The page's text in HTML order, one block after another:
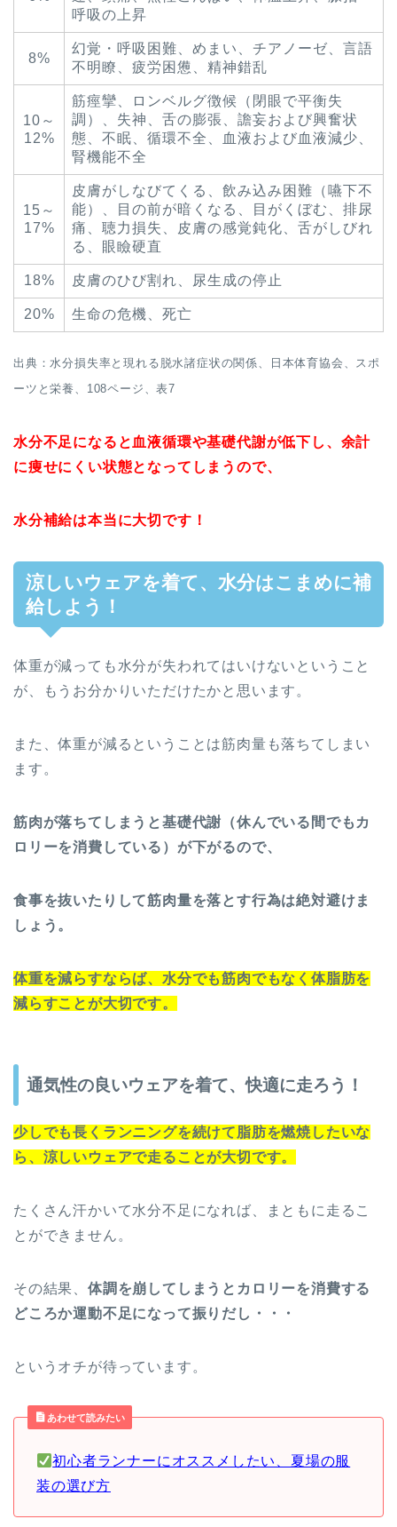
呼吸の上昇
8%
幻覚・呼吸困難、めまい、チアノーゼ、言語
不明瞭、疲労困憊、精神錯乱
10～
12%
筋痙攣、ロンベルグ徴候（閉眼で平衡失
調）、失神、舌の膨張、譫妄および興奮状
態、不眠、循環不全、血液および血液減少、
腎機能不全
15～
17%
皮膚がしなびてくる、飲み込み困難（嚥下不
能）、目の前が暗くなる、目がくぼむ、排尿
痛、聴力損失、皮膚の感覚鈍化、舌がしびれ
る、眼瞼硬直
18% 皮膚のひび割れ、尿生成の停止
20% 生命の危機、死亡
出典：水分損失率と現れる脱水諸症状の関係、日本体育協会、スポ
ーツと栄養、108ページ、表7
水分不足になると血液循環や基礎代謝が低下し、余計
に痩せにくい状態となってしまうので、
水分補給は本当に大切です！
涼しいウェアを着て、水分はこまめに補
給しよう！
体重が減っても水分が失われてはいけないということ
が、もうお分かりいただけたかと思います。
また、体重が減るということは筋肉量も落ちてしまい
ます。
筋肉が落ちてしまうと基礎代謝（休んでいる間でもカ
ロリーを消費している）が下がるので、
食事を抜いたりして筋肉量を落とす行為は絶対避けま
しょう。
体重を減らすならば、水分でも筋肉でもなく体脂肪を
減らすことが大切です。
通気性の良いウェアを着て、快適に走ろう！
少しでも長くランニングを続けて脂肪を燃焼したいな
ら、涼しいウェアで走ることが大切です。
たくさん汗かいて水分不足になれば、まともに走るこ
とができません。
その結果、 体調を崩してしまうとカロリーを消費する
どころか運動不足になって振りだし・・・
というオチが待っています。
あわせて読みたい
初心者ランナーにオススメしたい、夏場の服
装の選び方